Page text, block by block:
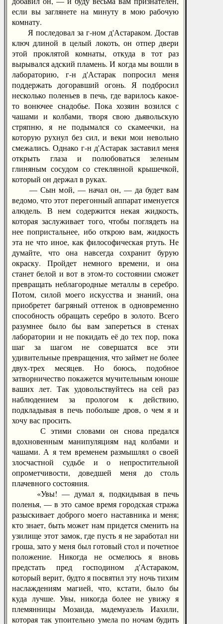
если вы заглянете на минуту в мою рабочую
комнату.
Я последовал за г-ном д'Астараком. Достав
ключ длиной в целый локоть, он отпер двери
этой проклятой комнаты, откуда в тот раз
вырывался адский пламень. И когда мы вошли в
лабораторию, г-н д'Астарак попросил меня
поддержать догоравший огонь. Я подбросил
несколько поленьев в печь, где варилось какое-
то вонючее снадобье. Пока хозяин возился с
чашами и колбами, творя свою дьявольскую
стряпню, я не подымался со скамеечки, на
которую рухнул без сил, и веки мои невольно
смежались. Однако г-н д'Астарак заставил меня
открыть глаза и полюбоваться зеленым
глиняным сосудом со стеклянной крышечкой,
который он держал в руках.
— Сын мой, — начал он, — да будет вам
ведомо, что этот перегонный аппарат именуется
алюдель. В нем содержится некая жидкость,
которая заслуживает того, чтобы поглядеть на
нее попристальнее, ибо открою вам, жидкость
эта не что иное, как философическая ртуть. Не
думайте, что она навсегда сохранит бурую
окраску. Пройдет немного времени, и она
станет белой и вот в этом-то состоянии сможет
превращать неблагородные металлы в серебро.
Потом, силой моего искусства и знаний, она
приобретет багряный оттенок в одновременно
способность обращать серебро в золото. Всего
разумнее было бы вам запереться в стенах
лаборатории и не покидать её до тех пор, пока
шаг за шагом не совершатся все эти
удивительные превращения, что займет не более
двух-трех месяцев. Но боюсь, подобное
затворничество покажется мучительным юноше
ваших лет. Так удовольствуйтесь на сей раз
наблюдением за прологом к действию,
подкладывая в печь побольше дров, о чем я и
хочу вас просить.
С этими словами он снова предался
вдохновенным манипуляциям над колбами и
чашами. А я тем временем размышлял о своей
злосчастной судьбе и о непростительной
опрометчивости, доведшей меня до столь
плачевного состояния.
«Увы! — думал я, подкидывая в печь
поленья, — в это самое время городская стража
разыскивает доброго моего наставника и меня;
кто знает, быть может нам придется сменить на
узилище этот замок, где пусть я не заработал ни
гроша, зато у меня был готовый стол и почетное
положение. Никогда не осмелюсь я вновь
предстать пред господином д'Астараком,
который верит, будто я посвятил эту ночь тихим
наслаждениям магией, что, кстати, было бы
куда лучше. Увы, никогда более не увижу я
племянницы Мозаида, мадемуазель Иахили,
которая так упоительно умела по ночам будить